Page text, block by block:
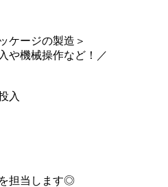
ケージの製造＞
や機械操作など！／
入
担当します◎